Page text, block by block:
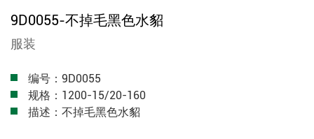
9D0055-不掉毛黑色水貂
服装
编号：9D0055
规格：1200-15/20-160
描述：不掉毛黑色水貂